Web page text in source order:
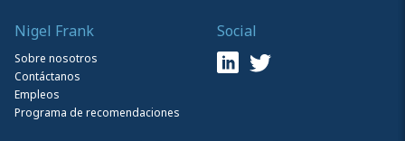
Nigel Frank
Sobre nosotros
Contáctanos
Empleos
Programa de recomendaciones
Social